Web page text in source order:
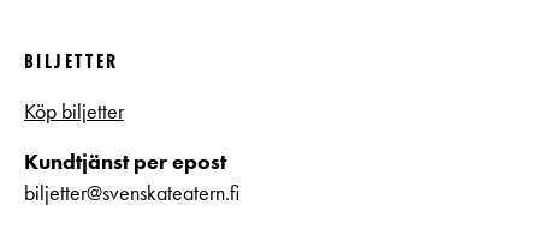
BILJETTER
Köp biljetter
Kundtjänst per epost
biljetter@svenskateatern.fi